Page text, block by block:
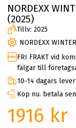
NORDEXX
(2025)
Tillv: 2025
NORDEXX
FRI FRAKT vid
fälgar till
10-14 dagars
Köp nu. betala
1916 kr